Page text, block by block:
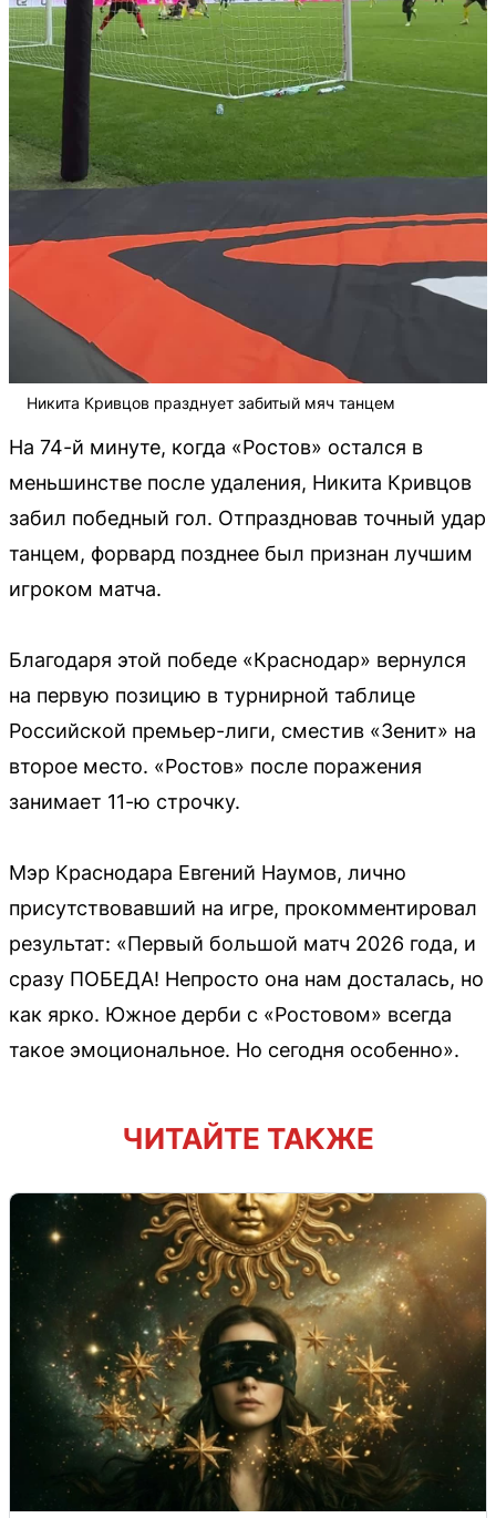
Никита Кривцов празднует забитый мяч танцем
На 74-й минуте, когда «Ростов» остался в
меньшинстве после удаления, Никита Кривцов
забил победный гол. Отпраздновав точный удар
танцем, форвард позднее был признан лучшим
игроком матча.
Благодаря этой победе «Краснодар» вернулся
на первую позицию в турнирной таблице
Российской премьер-лиги, сместив «Зенит» на
второе место. «Ростов» после поражения
занимает 11-ю строчку.
Мэр Краснодара Евгений Наумов, лично
присутствовавший на игре, прокомментировал
результат: «Первый большой матч 2026 года, и
сразу ПОБЕДА! Непросто она нам досталась, но
как ярко. Южное дерби с «Ростовом» всегда
такое эмоциональное. Но сегодня особенно».
ЧИТАЙТЕ ТАКЖЕ